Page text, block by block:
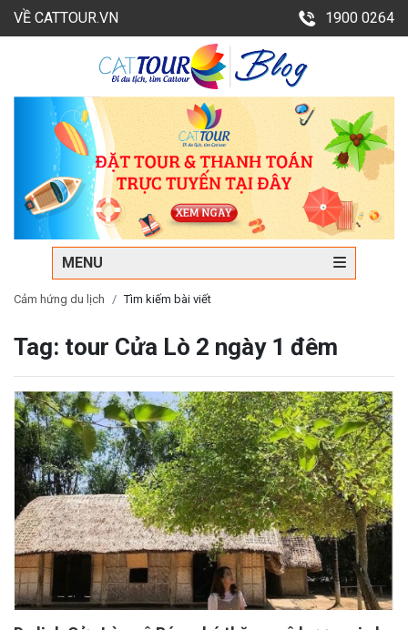
VỀ CATTOUR.VN 1900 0264
MENU
Cảm hứng du lịch Tìm kiếm bài viết
Tag: tour Cửa Lò 2 ngày 1 đêm